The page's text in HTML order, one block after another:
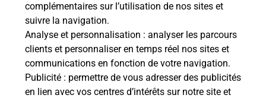
complémentaires sur l’utilisation de nos sites et
suivre la navigation.
Analyse et personnalisation : analyser les parcours
clients et personnaliser en temps réel nos sites et
communications en fonction de votre navigation.
Publicité : permettre de vous adresser des publicités
en lien avec vos centres d’intérêts sur notre site et
Souscrire à la téléassistance
Besoin d’un système de téléassistance à l’intérieur
et/ou à l’extérieur de votre domicile ? Découvrez
les offres téléalarme dans votre bureau de Poste à
CUSY.